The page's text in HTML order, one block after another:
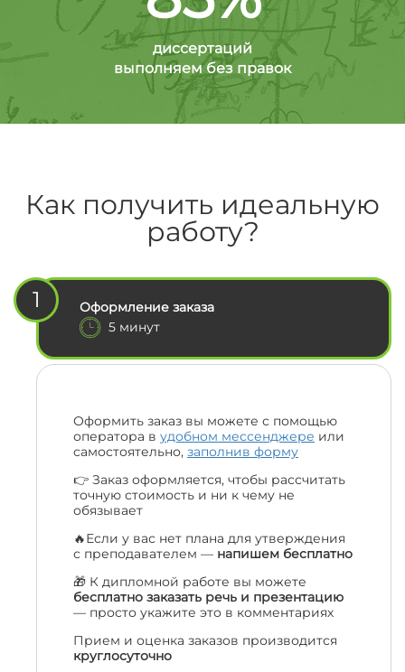
диссертаций
выполняем без правок
Как получить идеальную
работу?
1
Оформление заказа
5 минут
Оформить заказ вы можете с помощью
оператора в удобном мессенджере или
самостоятельно, заполнив форму
👉 Заказ оформляется, чтобы рассчитать
точную стоимость и ни к чему не
обязывает
🔥Если у вас нет плана для утверждения
с преподавателем — напишем бесплатно
🎁 К дипломной работе вы можете
бесплатно заказать речь и презентацию
— просто укажите это в комментариях
Прием и оценка заказов производится
круглосуточно